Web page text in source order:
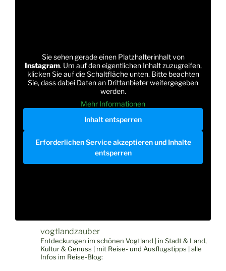
Sie sehen gerade einen Platzhalterinhalt von
Instagram. Um auf den eigentlichen Inhalt zuzugreifen,
klicken Sie auf die Schaltfläche unten. Bitte beachten
Sie, dass dabei Daten an Drittanbieter weitergegeben
werden.
Mehr Informationen
Inhalt entsperren
Erforderlichen Service akzeptieren und Inhalte
entsperren
vogtlandzauber
Entdeckungen im schönen Vogtland | in Stadt & Land,
Kultur & Genuss | mit Reise- und Ausflugstipps | alle
Infos im Reise-Blog: